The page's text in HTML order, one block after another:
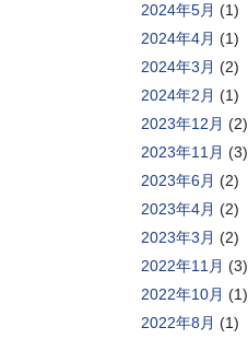
2024年5月 (1)
2024年4月 (1)
2024年3月 (2)
2024年2月 (1)
2023年12月 (2)
2023年11月 (3)
2023年6月 (2)
2023年4月 (2)
2023年3月 (2)
2022年11月 (3)
2022年10月 (1)
2022年8月 (1)